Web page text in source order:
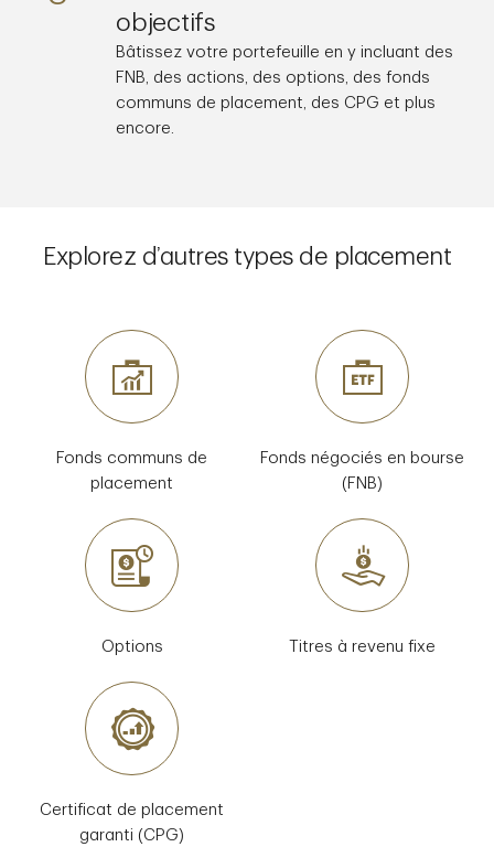
objectifs
Bâtissez votre portefeuille en y incluant des
FNB, des actions, des options, des fonds
communs de placement, des CPG et plus
encore.
Explorez d’autres types de placement
Fonds communs de
placement
Fonds négociés en bourse
(FNB)
Options Titres à revenu fixe
Certificat de placement
garanti (CPG)